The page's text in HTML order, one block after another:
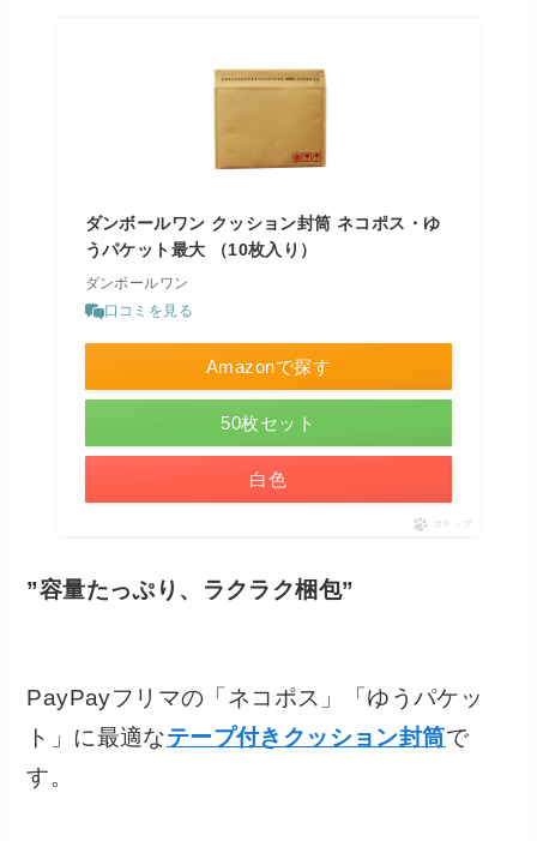
ダンボールワン クッション封筒 ネコポス・ゆ
うパケット最大 （10枚入り）
ダンボールワン
口コミを見る
Amazonで探す
50枚セット
白色
ポチップ
”容量たっぷり、ラクラク梱包”
PayPayフリマの「ネコポス」「ゆうパケッ
ト」に最適なテープ付きクッション封筒で
す。